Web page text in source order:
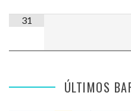
31
ÚLTIMOS